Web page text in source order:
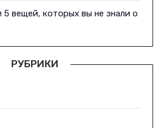
5 вещей, которых вы не знали о
РУБРИКИ